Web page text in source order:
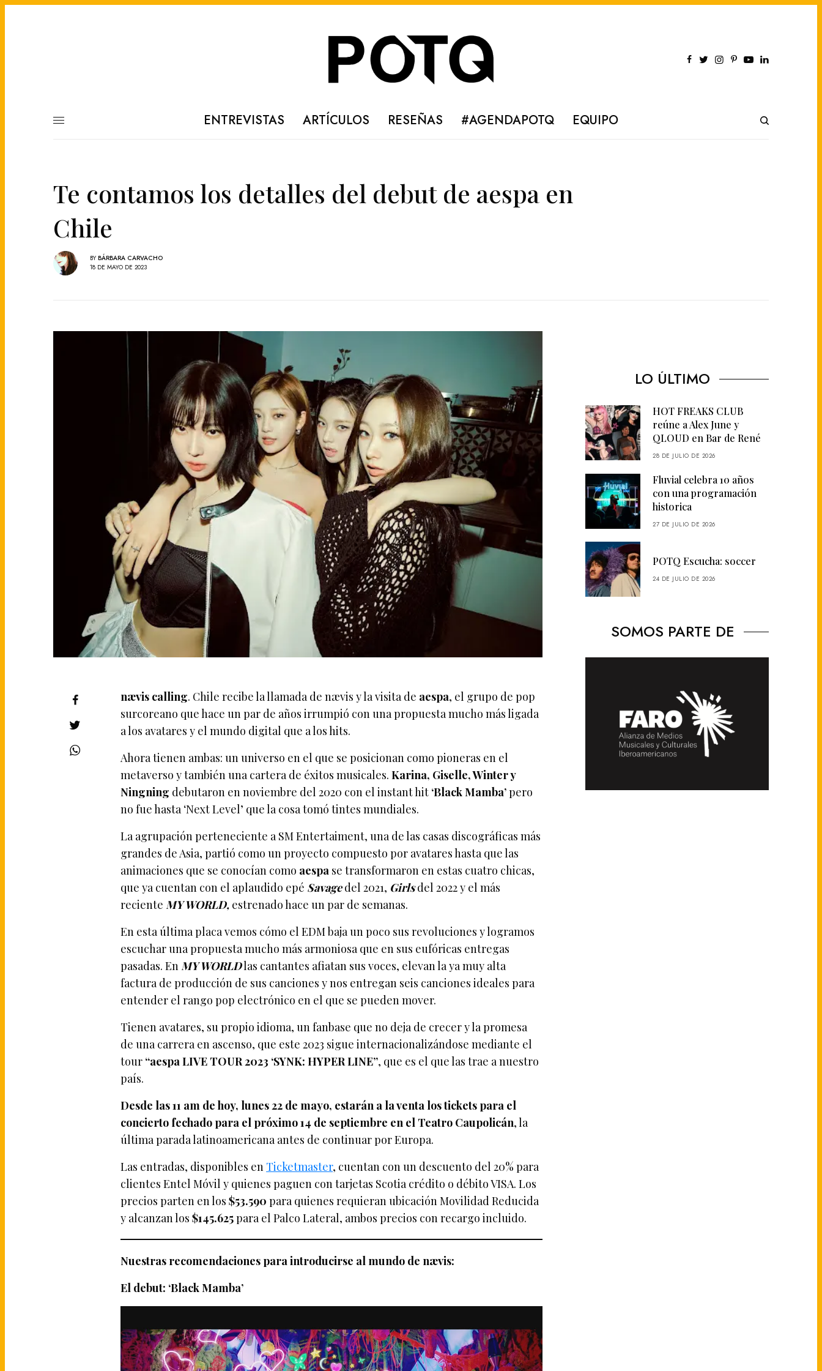
ENTREVISTAS ARTÍCULOS RESEÑAS #AGENDAPOTQ EQUIPO
Te contamos los detalles del debut de aespa en
Chile
BY BÁRBARA CARVACHO
18 DE MAYO DE 2023
nævis calling. Chile recibe la llamada de nævis y la visita de aespa, el grupo de pop
surcoreano que hace un par de años irrumpió con una propuesta mucho más ligada
a los avatares y el mundo digital que a los hits.
Ahora tienen ambas: un universo en el que se posicionan como pioneras en el
metaverso y también una cartera de éxitos musicales.Karina, Giselle, Winter y
Ningning debutaron en noviembre del 2020 con el instant hit ‘Black Mamba’pero
no fue hasta ‘Next Level’ que la cosa tomó tintes mundiales.
La agrupación perteneciente a SM Entertaiment, una de las casas discográficas más
grandes de Asia, partió como un proyecto compuesto por avatares hasta que las
animaciones que se conocían como aespa se transformaron en estas cuatro chicas,
que ya cuentan con el aplaudido epé Savagedel 2021, Girlsdel 2022 y el más
recienteMY WORLD, estrenado hace un par de semanas.
En esta última placa vemos cómo el EDM baja un poco sus revoluciones y logramos
escuchar una propuesta mucho más armoniosa que en sus eufóricas entregas
pasadas. EnMY WORLDlas cantantes afiatan sus voces, elevan la ya muy alta
factura de producción de sus canciones y nos entregan seis canciones ideales para
entender el rango pop electrónico en el que se pueden mover.
Tienen avatares, su propio idioma, un fanbase que no deja de crecer y la promesa
de una carrera en ascenso, que este 2023 sigue internacionalizándose mediante el
tour “aespa LIVE TOUR 2023 ‘SYNK: HYPER LINE”, que es el que las trae a nuestro
país.
Desde las 11 am de hoy, lunes 22 de mayo, estarán a la venta los tickets para el
concierto fechado para el próximo 14 de septiembre en el Teatro Caupolicán, la
última parada latinoamericana antes de continuar por Europa.
Las entradas, disponibles en Ticketmaster, cuentan con un descuento del 20% para
clientes Entel Móvil y quienes paguen con tarjetas Scotia crédito o débito VISA. Los
precios parten en los$53.590para quienes requieran ubicación Movilidad Reducida
y alcanzan los$145.625para el Palco Lateral, ambos precios con recargo incluido.
Nuestras recomendaciones para introducirse al mundo de nævis:
El debut: ‘Black Mamba’
LO ÚLTIMO
HOT FREAKS CLUB
reúne a Alex June y
QLOUD en Bar de René
28 DE JULIO DE 2026
Fluvial celebra 10 años
con una programación
historica
27 DE JULIO DE 2026
POTQ Escucha: soccer
24 DE JULIO DE 2026
SOMOS PARTE DE